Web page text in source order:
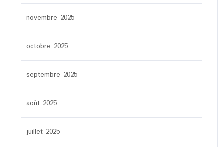
novembre 2025
octobre 2025
septembre 2025
août 2025
juillet 2025